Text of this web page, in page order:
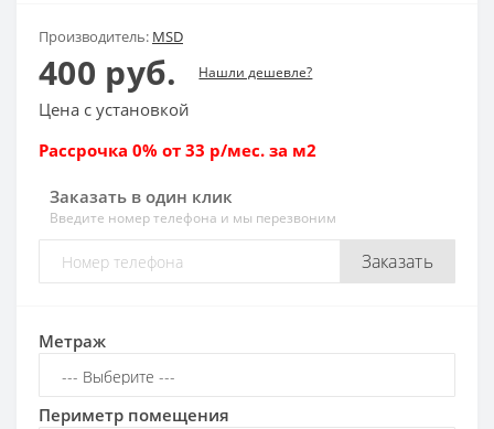
Производитель: MSD
400 руб. Нашли дешевле?
Цена с установкой
Рассрочка 0% от 33 р/мес. за м2
Заказать в один клик
Введите номер телефона и мы перезвоним
Заказать
Метраж
Периметр помещения